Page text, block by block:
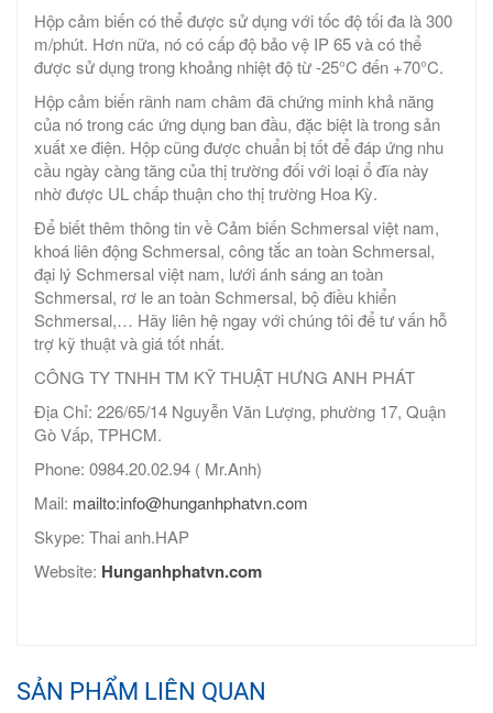
Hộp cảm biến có thể được sử dụng với tốc độ tối đa là 300
m/phút. Hơn nữa, nó có cấp độ bảo vệ IP 65 và có thể
được sử dụng trong khoảng nhiệt độ từ -25°C đến +70°C.
Hộp cảm biến rãnh nam châm đã chứng minh khả năng
của nó trong các ứng dụng ban đầu, đặc biệt là trong sản
xuất xe điện. Hộp cũng được chuẩn bị tốt để đáp ứng nhu
cầu ngày càng tăng của thị trường đối với loại ổ đĩa này
nhờ được UL chấp thuận cho thị trường Hoa Kỳ.
Để biết thêm thông tin về Cảm biến Schmersal việt nam,
khoá liên động Schmersal, công tắc an toàn Schmersal,
đại lý Schmersal việt nam, lưới ánh sáng an toàn
Schmersal, rơ le an toàn Schmersal, bộ điều khiển
Schmersal,… Hãy liên hệ ngay với chúng tôi để tư vấn hỗ
trợ kỹ thuật và giá tốt nhất.
CÔNG TY TNHH TM KỸ THUẬT HƯNG ANH PHÁT
Địa Chỉ: 226/65/14 Nguyễn Văn Lượng, phường 17, Quận
Gò Vấp, TPHCM.
Phone: 0984.20.02.94 ( Mr.Anh)
Mail: mailto:info@hunganhphatvn.com
Skype: Thai anh.HAP
Website: Hunganhphatvn.com
SẢN PHẨM LIÊN QUAN